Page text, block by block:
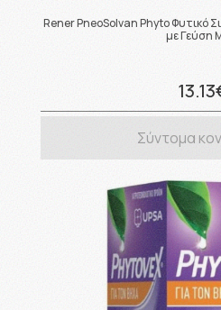
Rener PneoSolvan Phyto Φυτικό
με Γεύση
Σύντομα